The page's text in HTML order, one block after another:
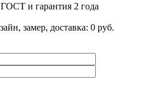
ГОСТ и гарантия 2 года
замер, доставка: 0 руб.